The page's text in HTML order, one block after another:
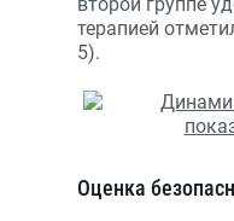
терапией
5).
Оценка